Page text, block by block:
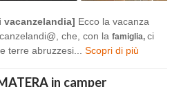
vacanzelandia] Ecco la vacanza
che, con la famiglia, ci
terre abruzzesi... Scopri di più
in camper